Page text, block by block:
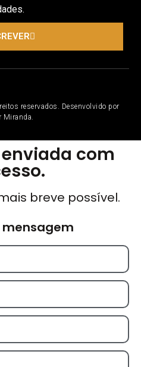
reservados. Desenvolvido por
Miranda.
com
breve possível.
mensagem